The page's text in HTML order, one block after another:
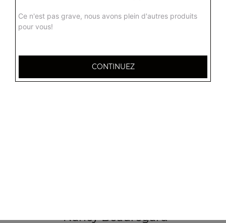
Nancy Beauregard
Ce n'est pas grave, nous avons plein d'autres produits
pour vous!
CONTINUEZ